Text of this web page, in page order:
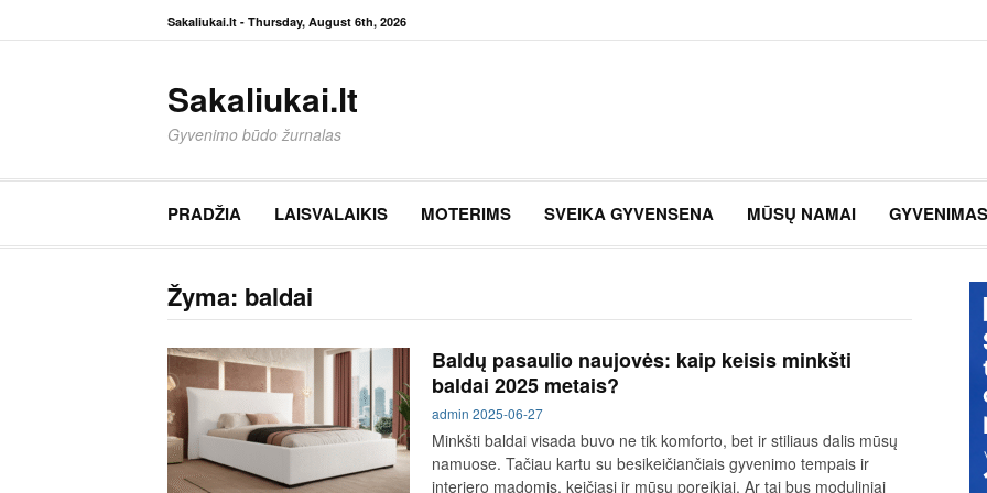
Sakaliukai.lt - Thursday, August 6th, 2026
Sakaliukai.lt
Gyvenimo būdo žurnalas
PRADŽIA LAISVALAIKIS MOTERIMS SVEIKA GYVENSENA MŪSŲ NAMAI GYVENIMAS
Žyma: baldai
Baldų pasaulio naujovės: kaip keisis minkšti
baldai 2025 metais?
admin 2025-06-27
Minkšti baldai visada buvo ne tik komforto, bet ir stiliaus dalis mūsų
namuose. Tačiau kartu su besikeičiančiais gyvenimo tempais ir
interjero madomis, keičiasi ir mūsų poreikiai. Ar tai bus moduliniai